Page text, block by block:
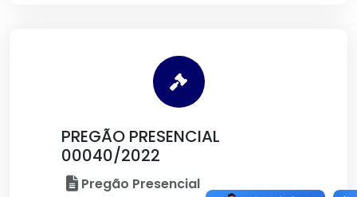
PREGÃO PRESENCIAL
00040/2022
Pregão Presencial